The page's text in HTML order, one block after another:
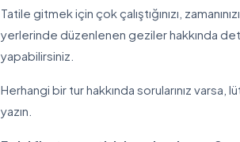
Tatile gitmek için çok çalıştığınızı,
yerlerinde düzenlenen geziler hakkında
yapabilirsiniz.
Herhangi bir tur hakkında sorularınız
yazın.